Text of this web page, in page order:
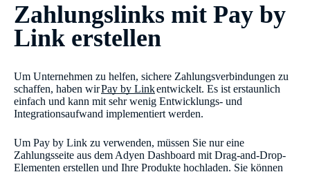
Zahlungslinks mit Pay by
Link erstellen
Um Unternehmen zu helfen, sichere Zahlungsverbindungen zu
schaffen, haben wirPay by Linkentwickelt. Es ist erstaunlich
einfach und kann mit sehr wenig Entwicklungs- und
Integrationsaufwand implementiert werden.
Um Pay by Link zu verwenden, müssen Sie nur eine
Zahlungsseite aus dem Adyen Dashboard mit Drag-and-Drop-
Elementen erstellen und Ihre Produkte hochladen. Sie können